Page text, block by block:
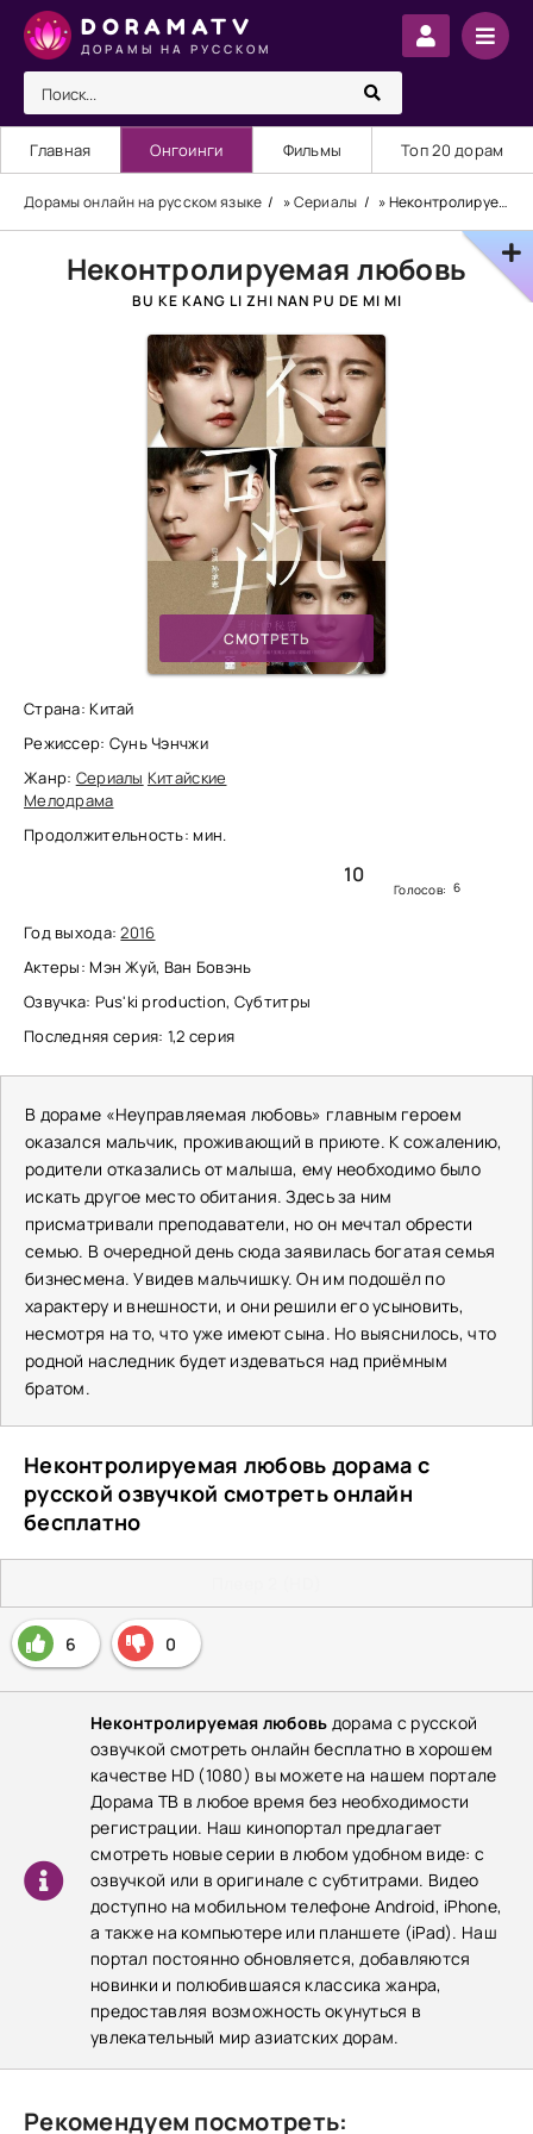
DORAMATV
ДОРАМЫ НА РУССКОМ
Главная Онгоинги Фильмы Топ 20 дорам
Дорамы онлайн на русском языке »Сериалы » Неконтролируемая любовь
Неконтролируемая любовь
BU KE KANG LI ZHI NAN PU DE MI MI
СМОТРЕТЬ
Страна: Китай
Режиссер: Сунь Чэнчжи
Жанр: Сериалы Китайские
Мелодрама
Продолжительность: мин.
10
Голосов: 6
Год выхода:2016
Актеры: Мэн Жуй, Ван Бовэнь
Озвучка: Pus'ki production, Субтитры
Последняя серия: 1,2 серия
В дораме «Неуправляемая любовь» главным героем
оказался мальчик, проживающий в приюте. К сожалению,
родители отказались от малыша, ему необходимо было
искать другое место обитания. Здесь за ним
присматривали преподаватели, но он мечтал обрести
семью. В очередной день сюда заявилась богатая семья
бизнесмена. Увидев мальчишку. Он им подошёл по
характеру и внешности, и они решили его усыновить,
несмотря на то, что уже имеют сына. Но выяснилось, что
родной наследник будет издеваться над приёмным
братом.
Неконтролируемая любовь дорама с
русской озвучкой смотреть онлайн
бесплатно
6 0
Неконтролируемая любовь дорама с русской
озвучкой смотреть онлайн бесплатно в хорошем
качестве HD (1080) вы можете на нашем портале
Дорама ТВ в любое время без необходимости
регистрации. Наш кинопортал предлагает
смотреть новые серии в любом удобном виде: с
озвучкой или в оригинале с субтитрами. Видео
доступно на мобильном телефоне Android, iPhone,
а также на компьютере или планшете (iPad). Наш
портал постоянно обновляется, добавляются
новинки и полюбившаяся классика жанра,
предоставляя возможность окунуться в
увлекательный мир азиатских дорам.
Рекомендуем посмотреть: